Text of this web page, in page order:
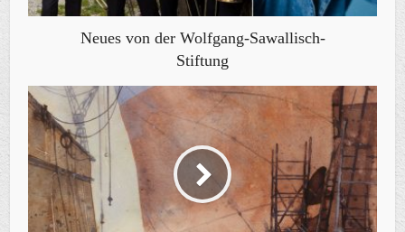
Neues von der Wolfgang-Sawallisch-
Stiftung